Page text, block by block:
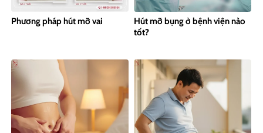
Phương pháp hút mỡ vai
Hút mỡ bụng ở bệnh viện nào
tốt?